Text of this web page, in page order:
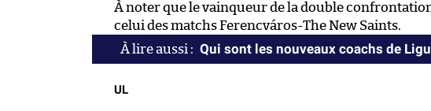
À noter que le vainqueur de la double
celui des matchs Ferencváros-The New Saints.
Qui sont les nouveaux coachs de
UL